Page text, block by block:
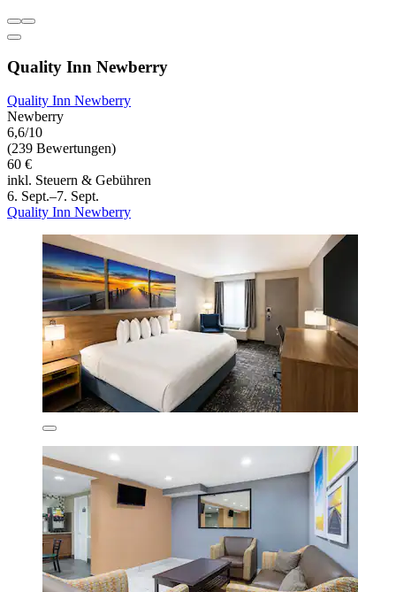
Quality Inn Newberry
Quality Inn Newberry
Newberry
6,6/10
(239 Bewertungen)
60 €
inkl. Steuern & Gebühren
6. Sept.–7. Sept.
Quality Inn Newberry